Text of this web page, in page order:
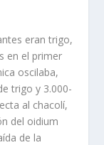
eran trigo,
en el primer
oscilaba,
trigo y 3.000-
al chacolí,
del oidium
de la